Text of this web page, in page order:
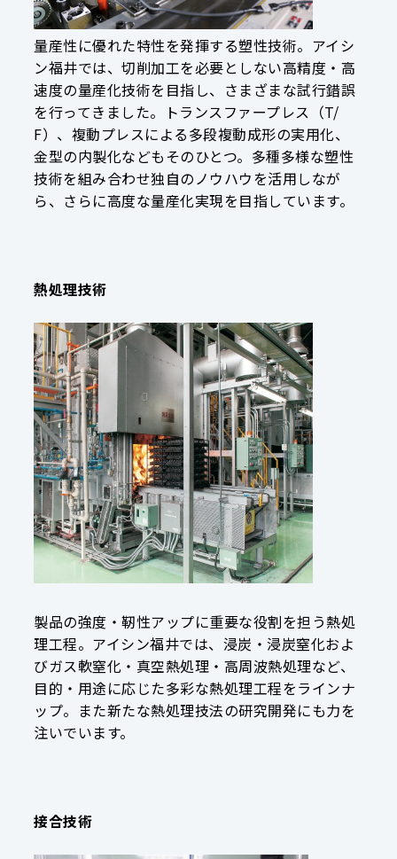
量産性に優れた特性を発揮する塑性技術。アイシ
ン福井では、切削加工を必要としない高精度・高
速度の量産化技術を目指し、さまざまな試行錯誤
を行ってきました。トランスファープレス（T/
F）、複動プレスによる多段複動成形の実用化、
金型の内製化などもそのひとつ。多種多様な塑性
技術を組み合わせ独自のノウハウを活用しなが
ら、さらに高度な量産化実現を目指しています。
熱処理技術
製品の強度・靭性アップに重要な役割を担う熱処
理工程。アイシン福井では、浸炭・浸炭窒化およ
びガス軟窒化・真空熱処理・高周波熱処理など、
目的・用途に応じた多彩な熱処理工程をラインナ
ップ。また新たな熱処理技法の研究開発にも力を
注いでいます。
接合技術